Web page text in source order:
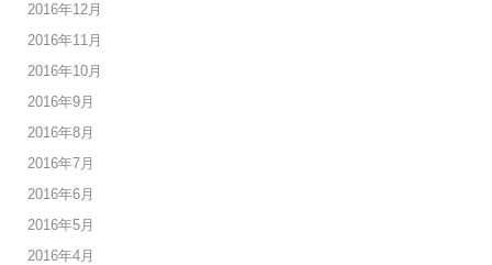
2016年12月
2016年11月
2016年10月
2016年9月
2016年8月
2016年7月
2016年6月
2016年5月
2016年4月